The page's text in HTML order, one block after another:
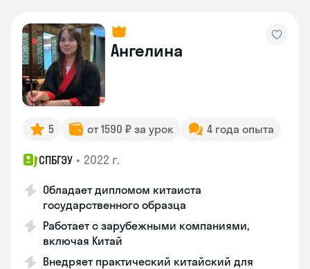
Ангелина
5 от 1590 ₽ за урок 4 года опыта
СПБГЭУ • 2022 г.
Обладает дипломом китаиста
государственного образца
Работает с зарубежными компаниями,
включая Китай
Внедряет практический китайский для